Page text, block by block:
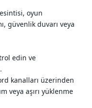
oyun
güvenlik duvarı veya
edin ve
kanalları üzerinden
veya aşırı yüklenme